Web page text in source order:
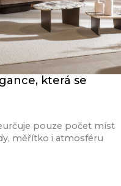
která se
pouze počet míst
měřítko i atmosféru